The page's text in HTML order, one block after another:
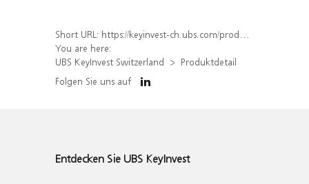
Short URL: https://keyinvest-ch.ubs.com/produkt/detail/index/isin/CH1564523319
You are here:
UBS KeyInvest Switzerland
Produktdetail
Folgen Sie uns auf
Entdecken Sie UBS KeyInvest